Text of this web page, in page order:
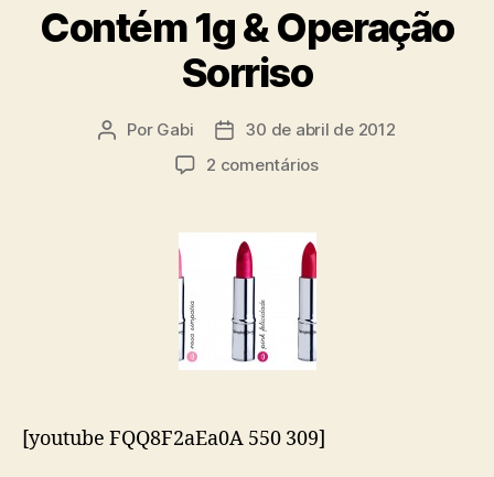
Contém 1g & Operação
Sorriso
Autor
Por Gabi
Data30 de abril de 2012
2 comentáriosem
[youtube FQQ8F2aEa0A 550 309]